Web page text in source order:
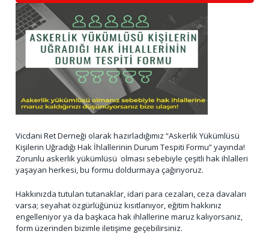
Vicdani Ret Derneği olarak hazırladığımız “Askerlik Yükümlüsü
Kişilerin Uğradığı Hak İhlallerinin Durum Tespiti Formu” yayında!
Zorunlu askerlik yükümlüsü olması sebebiyle çeşitli hak ihlalleri
yaşayan herkesi, bu formu doldurmaya çağırıyoruz.
Hakkınızda tutulan tutanaklar, idari para cezaları, ceza davaları
varsa; seyahat özgürlüğünüz kısıtlanıyor, eğitim hakkınız
engelleniyor ya da başkaca hak ihlallerine maruz kalıyorsanız,
form üzerinden bizimle iletişime geçebilirsiniz.